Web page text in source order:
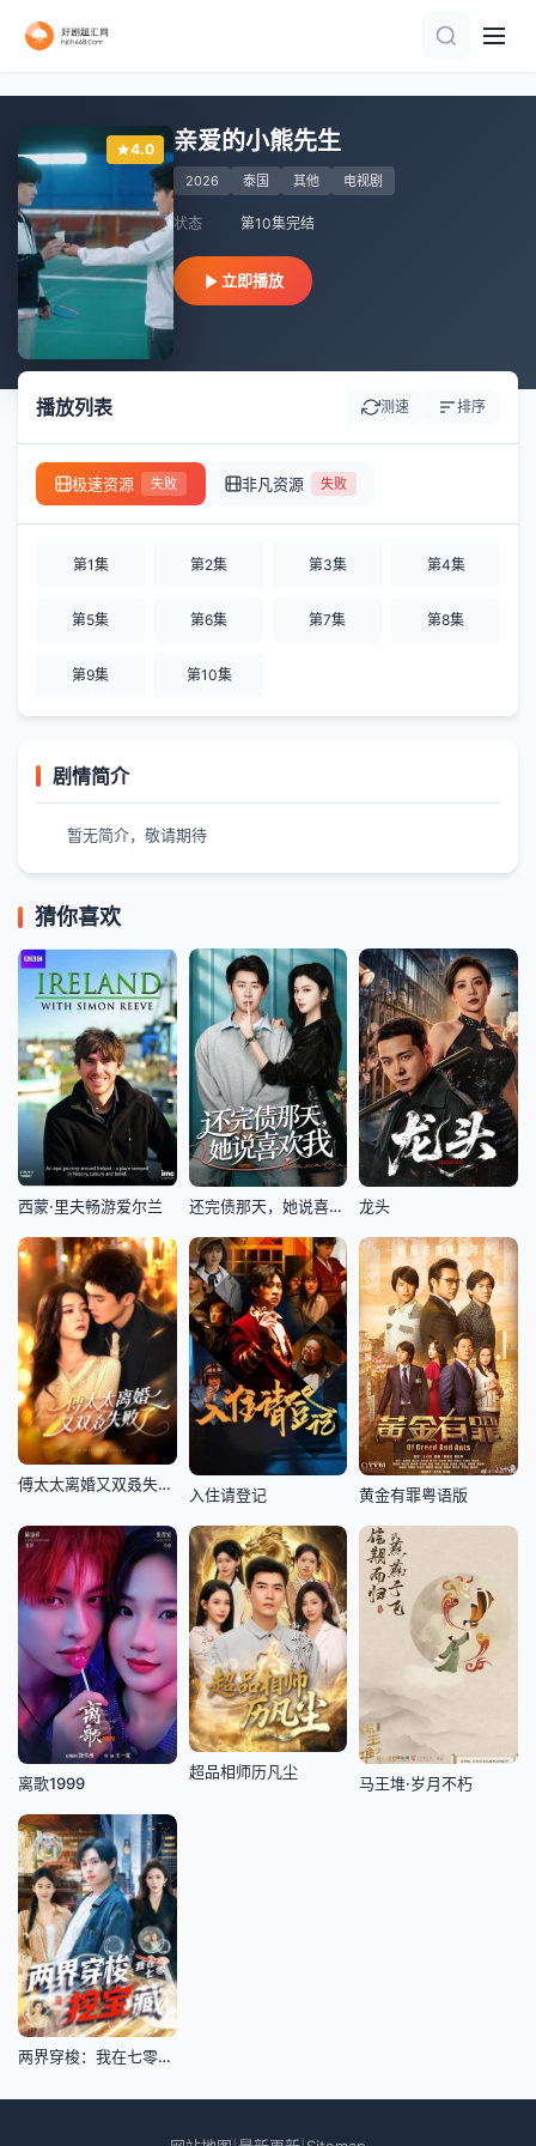
4.0 亲爱的小熊先生
2026 泰国 其他 电视剧
状态 第10集完结
立即播放
播放列表 测速 排序
极速资源 失败 非凡资源 失败
第1集 第2集 第3集 第4集
第5集 第6集 第7集 第8集
第9集 第10集
剧情简介
暂无简介，敬请期待
猜你喜欢
已完结 共2集
西蒙·里夫畅游爱尔兰
全集
还完债那天，她说喜欢我
全集
龙头
全集
傅太太离婚又双叒失败了
已完结
入住请登记
完结
黄金有罪粤语版
全集
离歌1999
全集
超品相师历凡尘
已完结 共8集
马王堆·岁月不朽
全集
两界穿梭：我在七零挖宝藏